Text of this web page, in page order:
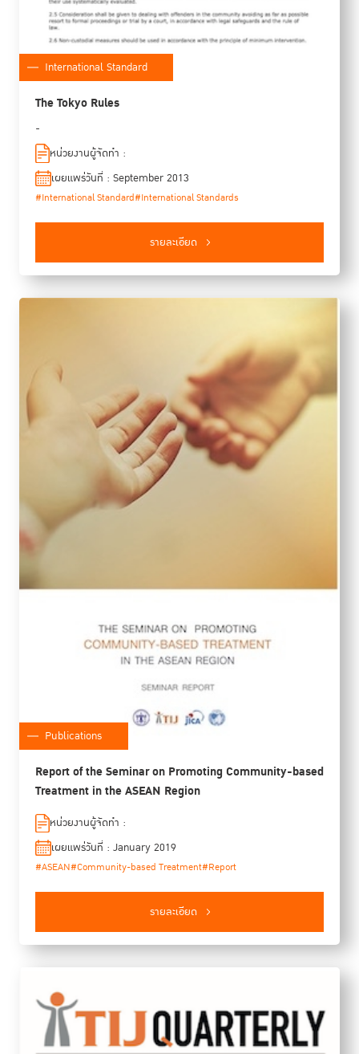
International Standard
The Tokyo Rules
-
หน่วยงานผู้จัดทำ :
เผยแพร่วันที่ : September 2013
#International Standard#International Standards
รายละเอียด
Publications
Report of the Seminar on Promoting Community-based
Treatment in the ASEAN Region
หน่วยงานผู้จัดทำ :
เผยแพร่วันที่ : January 2019
#ASEAN#Community-based Treatment#Report
รายละเอียด